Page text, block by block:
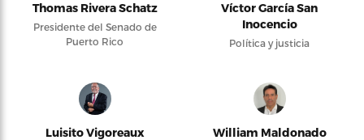
Thomas Rivera Schatz
Presidente del Senado de
Puerto Rico
Víctor García San
Inocencio
Política y justicia
Luisito Vigoreaux William Maldonado